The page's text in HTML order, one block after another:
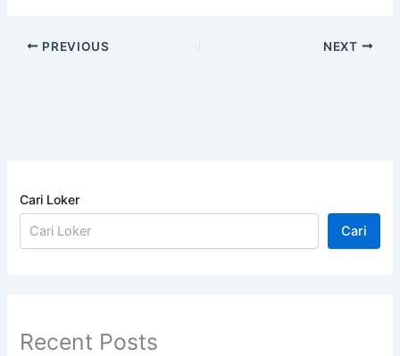
PREVIOUS NEXT
Cari Loker
Cari
Recent Posts